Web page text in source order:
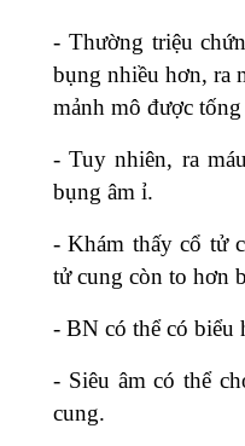
- Thường triệu
bụng nhiều hơn, ra
mảnh mô được
- Tuy nhiên, ra
bụng âm ỉ.
- Khám thấy cổ tử
tử cung còn to hơn
- BN có thể có biểu
- Siêu âm có thể
cung.